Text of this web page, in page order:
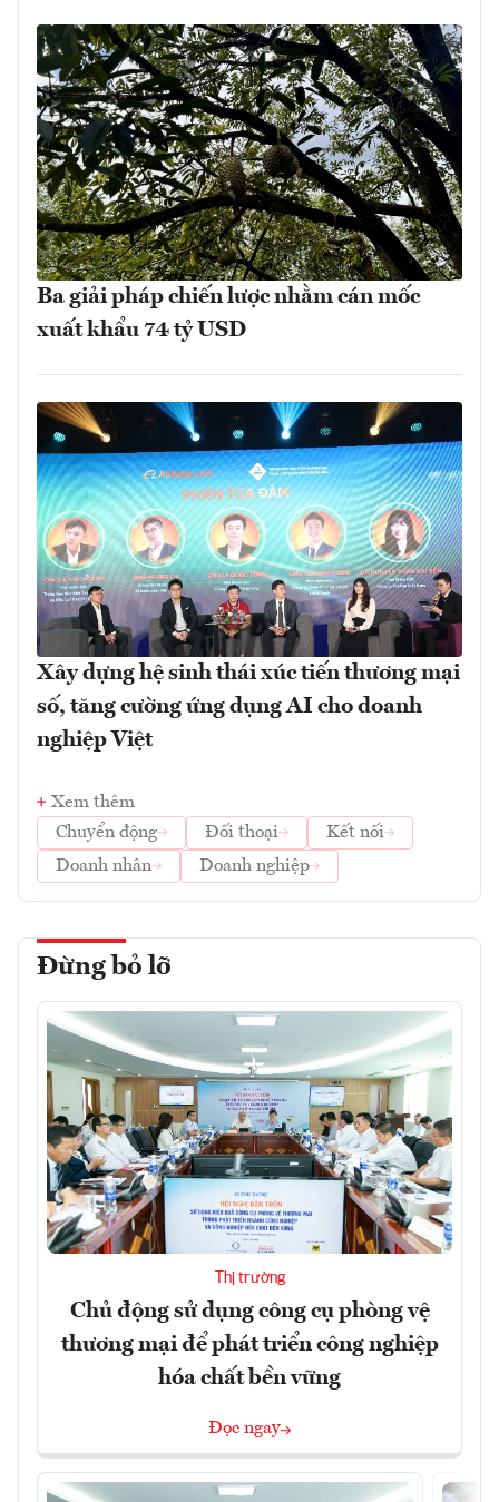
Ba giải pháp chiến lược nhằm cán mốc
xuất khẩu 74 tỷ USD
Xây dựng hệ sinh thái xúc tiến thương mại
số, tăng cường ứng dụng AI cho doanh
nghiệp Việt
Xem thêm
Chuyển động
Đối thoại
Kết nối
Doanh nhân
Doanh nghiệp
Đừng bỏ lỡ
Thị trường
Chủ động sử dụng công cụ phòng vệ
thương mại để phát triển công nghiệp
hóa chất bền vững
Đọc ngay